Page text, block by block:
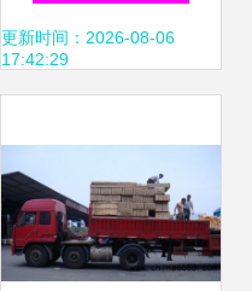
公路运输通道暨中
引领跨境物流新变
革
更新时间：2026-08-06
17:42:29